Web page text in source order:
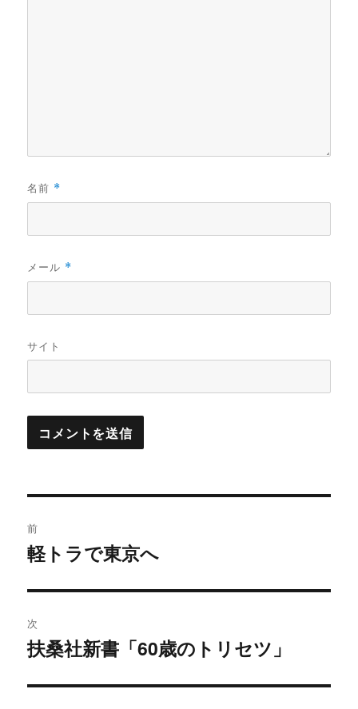
名前 *
メール *
サイト
稿
ビ
ゲ
ー
前
過
の
投
稿:
軽トラで東京へ
次
次
投
扶桑社新書「60歳のトリセツ」